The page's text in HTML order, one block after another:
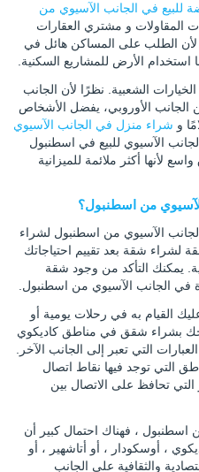
للبيع في الجانب الآسيوي من
المقاولات و مشتري العقارات
لأن الطلب على المساكن هائل في
الأرض للمشاريع السكنية.
الشعبية. نظرًا لأن الجانب
الجانب الأوروبي، يفضل الأشخاص
و شراء منزل في الجانب الآسيوي
الآسيوي للبيع في اسطنبول
لأنها أكثر ملائمة للميزانية
من اسطنبول؟
الآسيوي من اسطنبول لشراء
لشراء شقة بعد تقييم احتياجاتك
يمكنك التأكد من وجود شقة
في الجانب الآسيوي من اسطنبول.
القيام به في رحلات يومية أو
بشراء شقق في مناطق كاديكوي
التي تعبر إلى الجانب الآخر.
التي توجد فيها نقاط اتصال
تحافظ على الاتصال بين
، فهناك احتمال كبير أن
، أوسكودار ، أو أتاشهير ، أو
والثقافية على الجانب